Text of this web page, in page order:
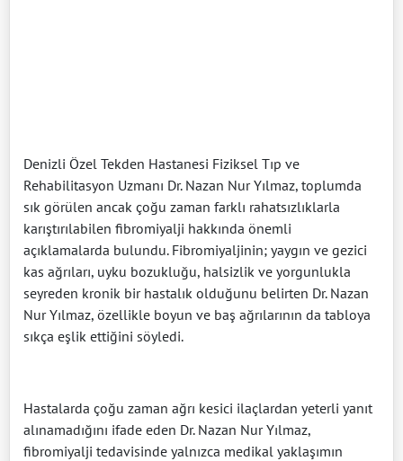
Denizli Özel Tekden Hastanesi Fiziksel Tıp ve
Rehabilitasyon Uzmanı Dr. Nazan Nur Yılmaz, toplumda
sık görülen ancak çoğu zaman farklı rahatsızlıklarla
karıştırılabilen fibromiyalji hakkında önemli
açıklamalarda bulundu. Fibromiyaljinin; yaygın ve gezici
kas ağrıları, uyku bozukluğu, halsizlik ve yorgunlukla
seyreden kronik bir hastalık olduğunu belirten Dr. Nazan
Nur Yılmaz, özellikle boyun ve baş ağrılarının da tabloya
sıkça eşlik ettiğini söyledi.
Hastalarda çoğu zaman ağrı kesici ilaçlardan yeterli yanıt
alınamadığını ifade eden Dr. Nazan Nur Yılmaz,
fibromiyalji tedavisinde yalnızca medikal yaklaşımın